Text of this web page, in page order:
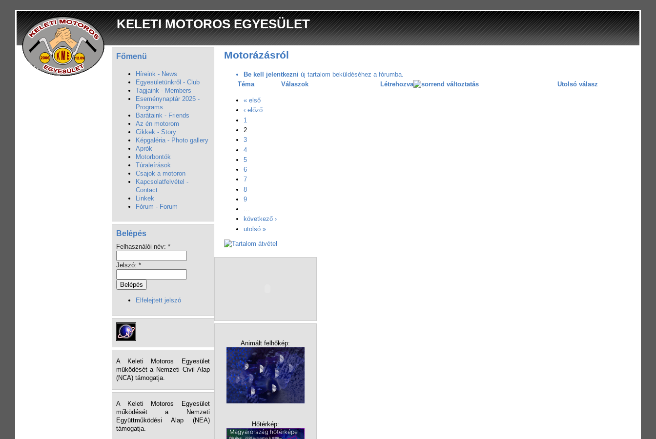
KELETI MOTOROS EGYESÜLET
Főmenü
Híreink - News
Egyesületünkről - Club
Tagjaink - Members
Eseménynaptár 2025 -
Programs
Barátaink - Friends
Az én motorom
Cikkek - Story
Képgaléria - Photo gallery
Aprók
Motorbontók
Túraleírások
Csajok a motoron
Kapcsolatfelvétel -
Contact
Linkek
Fórum - Forum
Belépés
Felhasználói név: *
Jelszó: *
Elfelejtett jelszó
A Keleti Motoros Egyesület
működését a Nemzeti Civil Alap
(NCA) támogatja.
A Keleti Motoros Egyesület
működését a Nemzeti
Együttműködési Alap (NEA)
támogatja.
Motorázásról
Be kell jelentkezni új tartalom beküldéséhez a fórumba.
Téma
Válaszok Létrehozva Utolsó válasz
« első
‹ előző
1
2
3
4
5
6
7
8
9
…
következő ›
utolsó »
Animált felhőkép:
Hőtérkép: